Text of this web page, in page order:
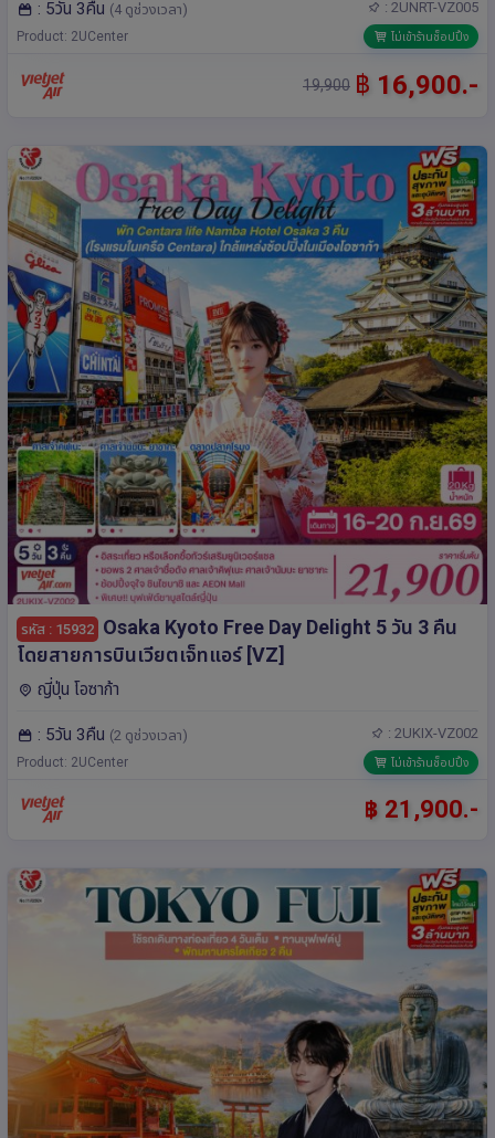
: 5วัน 3คืน (4 ดูช่วงเวลา) : 2UNRT-VZ005
Product: 2UCenter ไม่เข้าร้านช็อปปิ้ง
19,900 ฿ 16,900.-
รหัส : 15932 Osaka Kyoto Free Day Delight 5 วัน 3 คืน
โดยสายการบินเวียตเจ็ทแอร์ [VZ]
ญี่ปุ่น โอซาก้า
: 5วัน 3คืน (2 ดูช่วงเวลา) : 2UKIX-VZ002
Product: 2UCenter ไม่เข้าร้านช็อปปิ้ง
฿ 21,900.-